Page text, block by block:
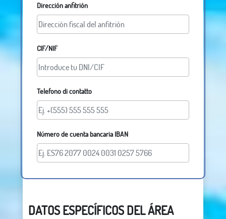
Dirección anfitrión
CIF/NIF
Telefono di contatto
Número de cuenta bancaria IBAN
DATOS ESPECÍFICOS DEL ÁREA